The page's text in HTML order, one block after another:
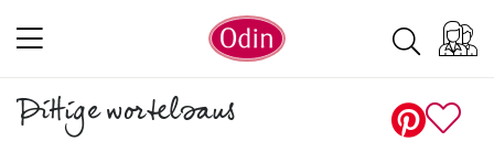
Pittige wortelsaus